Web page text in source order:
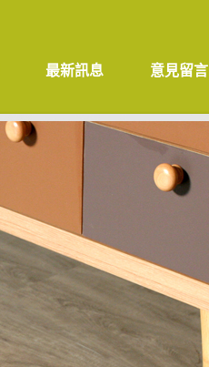
最新訊息 意見留言